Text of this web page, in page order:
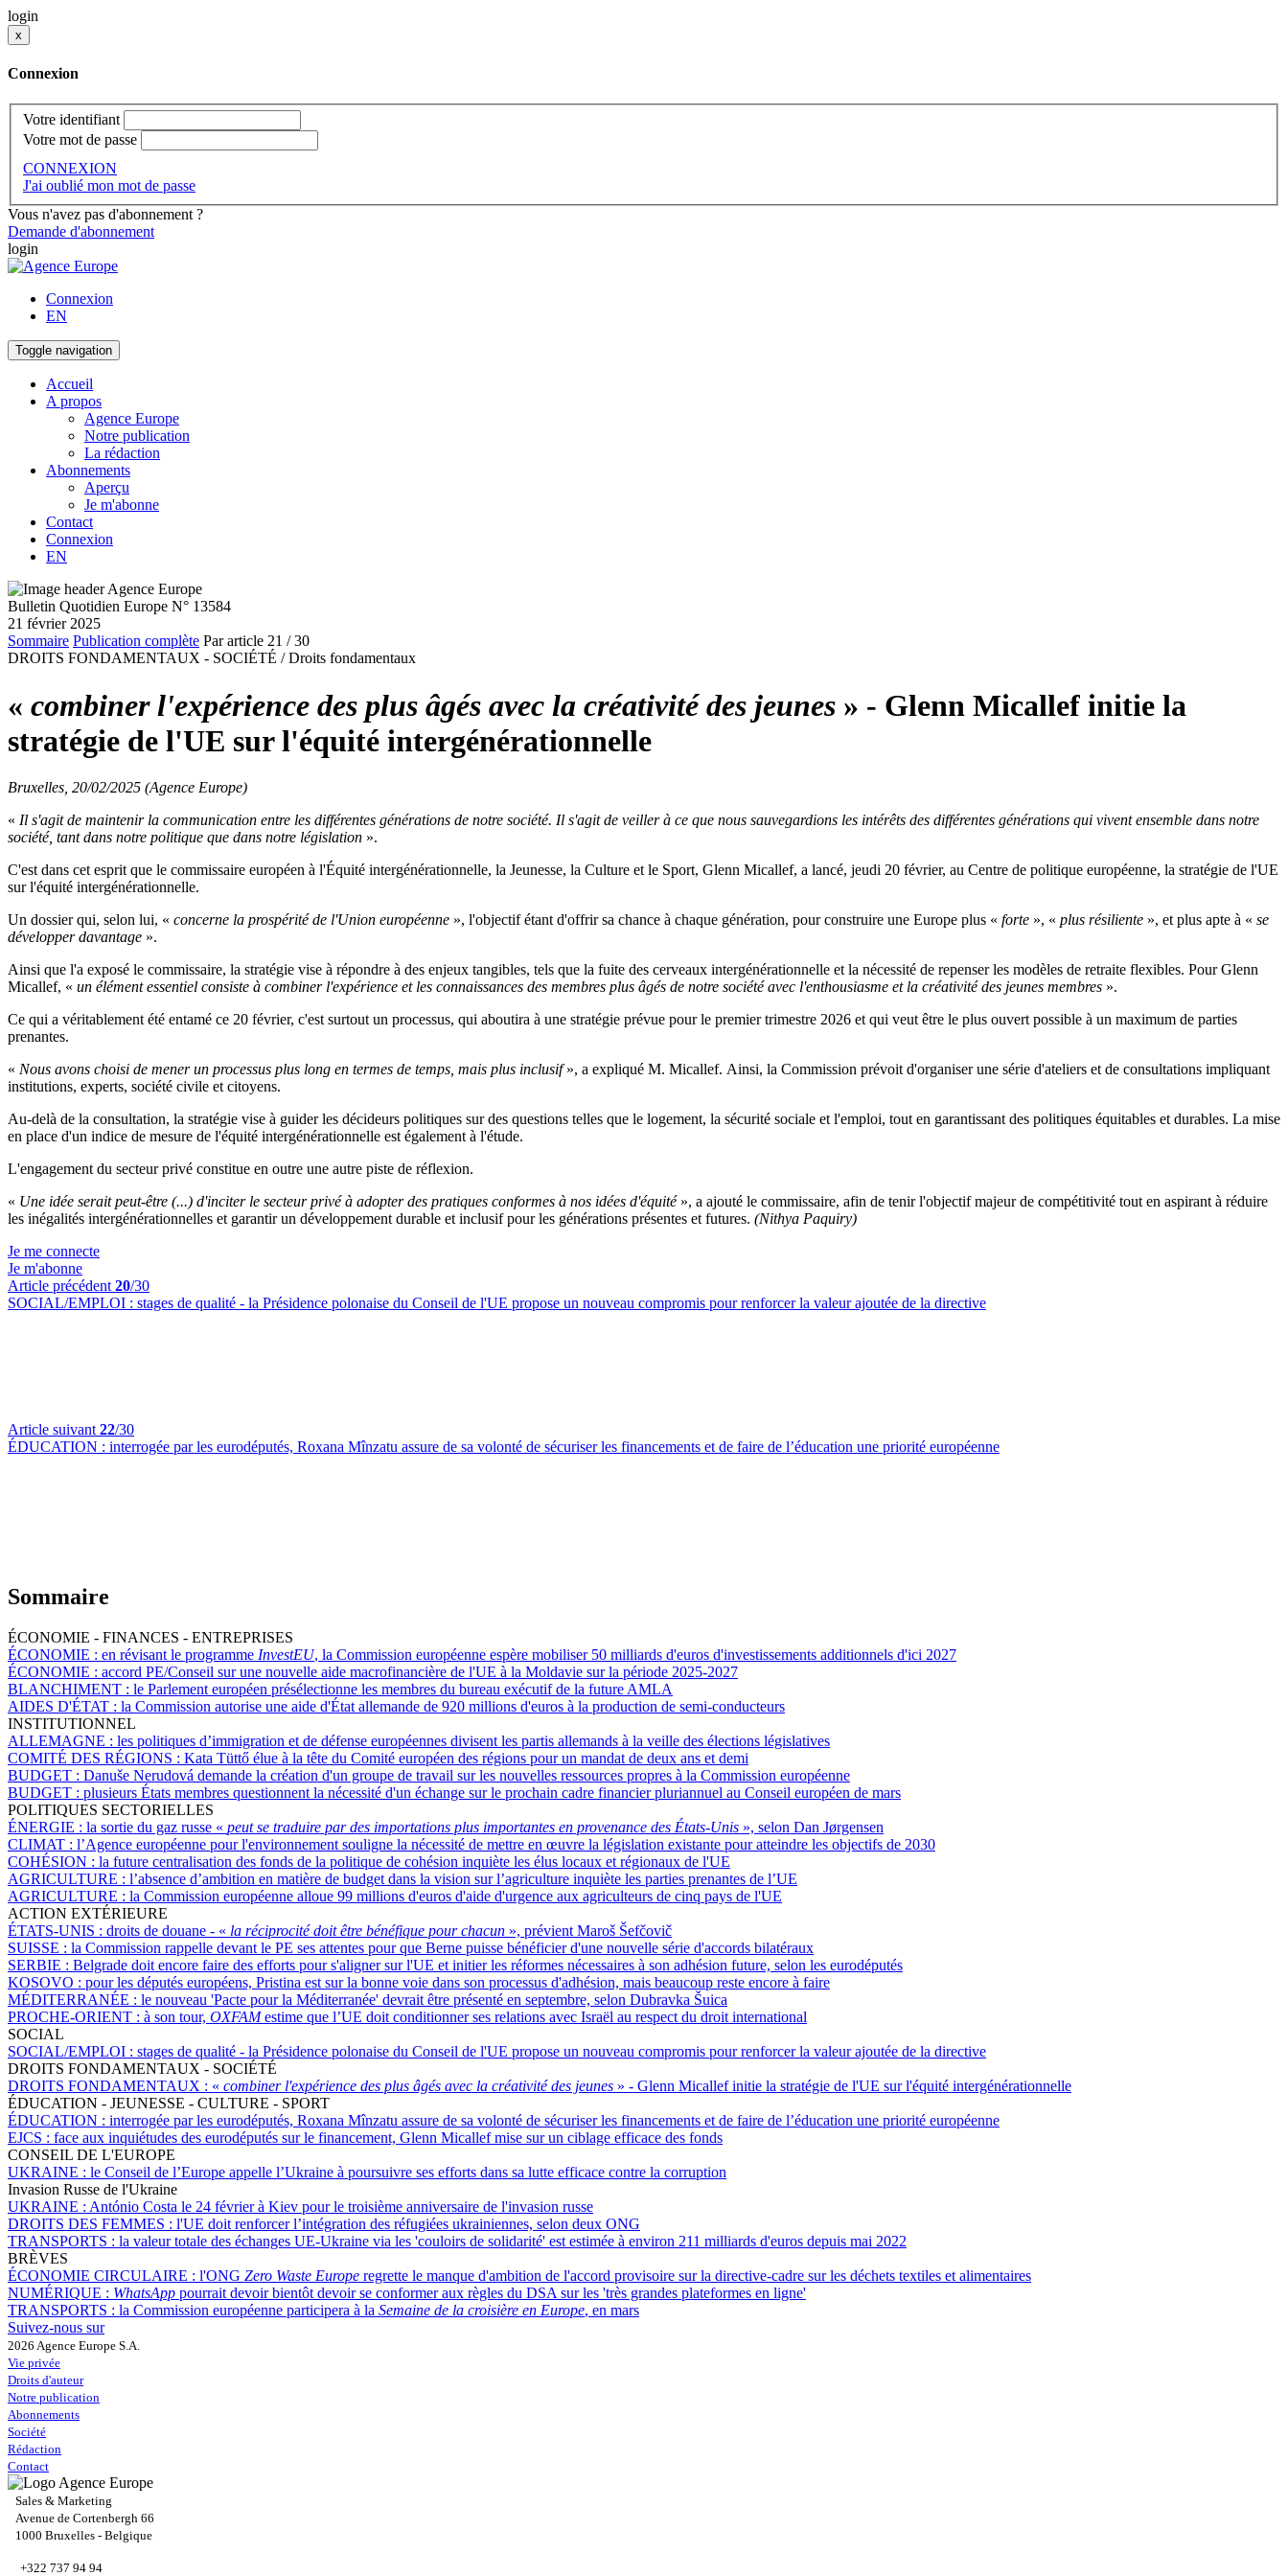
login
x
Connexion
Votre identifiant
Votre mot de passe
CONNEXION
J'ai oublié mon mot de passe
Vous n'avez pas d'abonnement ?
Demande d'abonnement
login
Connexion
EN
Toggle navigation
Accueil
A propos
Agence Europe
Notre publication
La rédaction
Abonnements
Aperçu
Je m'abonne
Contact
Connexion
EN
Bulletin Quotidien Europe N° 13584
21 février 2025
Sommaire Publication complète Par article 21 / 30
DROITS FONDAMENTAUX - SOCIÉTÉ / Droits fondamentaux
« combiner l'expérience des plus âgés avec la créativité des jeunes » - Glenn Micallef initie la
stratégie de l'UE sur l'équité intergénérationnelle
Bruxelles, 20/02/2025 (Agence Europe)
« Il s'agit de maintenir la communication entre les différentes générations de notre société. Il s'agit de veiller à ce que nous sauvegardions les intérêts des différentes générations qui vivent ensemble dans notre
société, tant dans notre politique que dans notre législation ».
C'est dans cet esprit que le commissaire européen à l'Équité intergénérationnelle, la Jeunesse, la Culture et le Sport, Glenn Micallef, a lancé, jeudi 20 février, au Centre de politique européenne, la stratégie de l'UE
sur l'équité intergénérationnelle.
Un dossier qui, selon lui, « concerne la prospérité de l'Union européenne », l'objectif étant d'offrir sa chance à chaque génération, pour construire une Europe plus « forte », « plus résiliente », et plus apte à « se
développer davantage ».
Ainsi que l'a exposé le commissaire, la stratégie vise à répondre à des enjeux tangibles, tels que la fuite des cerveaux intergénérationnelle et la nécessité de repenser les modèles de retraite flexibles. Pour Glenn
Micallef, « un élément essentiel consiste à combiner l'expérience et les connaissances des membres plus âgés de notre société avec l'enthousiasme et la créativité des jeunes membres ».
Ce qui a véritablement été entamé ce 20 février, c'est surtout un processus, qui aboutira à une stratégie prévue pour le premier trimestre 2026 et qui veut être le plus ouvert possible à un maximum de parties
prenantes.
« Nous avons choisi de mener un processus plus long en termes de temps, mais plus inclusif», a expliqué M. Micallef. Ainsi, la Commission prévoit d'organiser une série d'ateliers et de consultations impliquant
institutions, experts, société civile et citoyens.
Au-delà de la consultation, la stratégie vise à guider les décideurs politiques sur des questions telles que le logement, la sécurité sociale et l'emploi, tout en garantissant des politiques équitables et durables. La mise
en place d'un indice de mesure de l'équité intergénérationnelle est également à l'étude.
L'engagement du secteur privé constitue en outre une autre piste de réflexion.
« Une idée serait peut-être (...) d'inciter le secteur privé à adopter des pratiques conformes à nos idées d'équité», a ajouté le commissaire, afin de tenir l'objectif majeur de compétitivité tout en aspirant à réduire
les inégalités intergénérationnelles et garantir un développement durable et inclusif pour les générations présentes et futures. (Nithya Paquiry)
Je me connecte
Je m'abonne
Article précédent 20/30
SOCIAL/EMPLOI : stages de qualité - la Présidence polonaise du Conseil de l'UE propose un nouveau compromis pour renforcer la valeur ajoutée de la directive
Article suivant 22/30
ÉDUCATION : interrogée par les eurodéputés, Roxana Mînzatu assure de sa volonté de sécuriser les financements et de faire de l’éducation une priorité européenne
Sommaire
ÉCONOMIE - FINANCES - ENTREPRISES
ÉCONOMIE : en révisant le programme InvestEU, la Commission européenne espère mobiliser 50 milliards d'euros d'investissements additionnels d'ici 2027
ÉCONOMIE : accord PE/Conseil sur une nouvelle aide macrofinancière de l'UE à la Moldavie sur la période 2025-2027
BLANCHIMENT : le Parlement européen présélectionne les membres du bureau exécutif de la future AMLA
AIDES D'ÉTAT : la Commission autorise une aide d'État allemande de 920 millions d'euros à la production de semi-conducteurs
INSTITUTIONNEL
ALLEMAGNE : les politiques d’immigration et de défense européennes divisent les partis allemands à la veille des élections législatives
COMITÉ DES RÉGIONS : Kata Tüttő élue à la tête du Comité européen des régions pour un mandat de deux ans et demi
BUDGET : Danuše Nerudová demande la création d'un groupe de travail sur les nouvelles ressources propres à la Commission européenne
BUDGET : plusieurs États membres questionnent la nécessité d'un échange sur le prochain cadre financier pluriannuel au Conseil européen de mars
POLITIQUES SECTORIELLES
ÉNERGIE : la sortie du gaz russe « peut se traduire par des importations plus importantes en provenance des États-Unis », selon Dan Jørgensen
CLIMAT : l’Agence européenne pour l'environnement souligne la nécessité de mettre en œuvre la législation existante pour atteindre les objectifs de 2030
COHÉSION : la future centralisation des fonds de la politique de cohésion inquiète les élus locaux et régionaux de l'UE
AGRICULTURE : l’absence d’ambition en matière de budget dans la vision sur l’agriculture inquiète les parties prenantes de l’UE
AGRICULTURE : la Commission européenne alloue 99 millions d'euros d'aide d'urgence aux agriculteurs de cinq pays de l'UE
ACTION EXTÉRIEURE
ÉTATS-UNIS : droits de douane - « la réciprocité doit être bénéfique pour chacun », prévient Maroš Šefčovič
SUISSE : la Commission rappelle devant le PE ses attentes pour que Berne puisse bénéficier d'une nouvelle série d'accords bilatéraux
SERBIE : Belgrade doit encore faire des efforts pour s'aligner sur l'UE et initier les réformes nécessaires à son adhésion future, selon les eurodéputés
KOSOVO : pour les députés européens, Pristina est sur la bonne voie dans son processus d'adhésion, mais beaucoup reste encore à faire
MÉDITERRANÉE : le nouveau 'Pacte pour la Méditerranée' devrait être présenté en septembre, selon Dubravka Šuica
PROCHE-ORIENT : à son tour, OXFAMestime que l’UE doit conditionner ses relations avec Israël au respect du droit international
SOCIAL
SOCIAL/EMPLOI : stages de qualité - la Présidence polonaise du Conseil de l'UE propose un nouveau compromis pour renforcer la valeur ajoutée de la directive
DROITS FONDAMENTAUX - SOCIÉTÉ
DROITS FONDAMENTAUX : « combiner l'expérience des plus âgés avec la créativité des jeunes » - Glenn Micallef initie la stratégie de l'UE sur l'équité intergénérationnelle
ÉDUCATION - JEUNESSE - CULTURE - SPORT
ÉDUCATION : interrogée par les eurodéputés, Roxana Mînzatu assure de sa volonté de sécuriser les financements et de faire de l’éducation une priorité européenne
EJCS : face aux inquiétudes des eurodéputés sur le financement, Glenn Micallef mise sur un ciblage efficace des fonds
CONSEIL DE L'EUROPE
UKRAINE : le Conseil de l’Europe appelle l’Ukraine à poursuivre ses efforts dans sa lutte efficace contre la corruption
Invasion Russe de l'Ukraine
UKRAINE : António Costa le 24 février à Kiev pour le troisième anniversaire de l'invasion russe
DROITS DES FEMMES : l'UE doit renforcer l’intégration des réfugiées ukrainiennes, selon deux ONG
TRANSPORTS : la valeur totale des échanges UE-Ukraine via les 'couloirs de solidarité' est estimée à environ 211 milliards d'euros depuis mai 2022
BRÈVES
ÉCONOMIE CIRCULAIRE : l'ONG Zero Waste Europe regrette le manque d'ambition de l'accord provisoire sur la directive-cadre sur les déchets textiles et alimentaires
NUMÉRIQUE : WhatsApp pourrait devoir bientôt devoir se conformer aux règles du DSA sur les 'très grandes plateformes en ligne'
TRANSPORTS : la Commission européenne participera à la Semaine de la croisière en Europe, en mars
Suivez-nous sur
2026 Agence Europe S.A.
Vie privée
Droits d'auteur
Notre publication
Abonnements
Société
Rédaction
Contact
Sales & Marketing
Avenue de Cortenbergh 66
1000 Bruxelles - Belgique
+322 737 94 94